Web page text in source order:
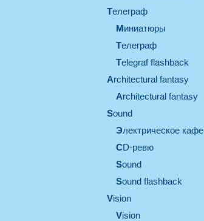
телеграф
миниатюры
телеграф
Telegraf flashback
architectural fantasy
architectural fantasy
sound
электрическое кафе
CD-ревю
sound
Sound flashback
vision
vision